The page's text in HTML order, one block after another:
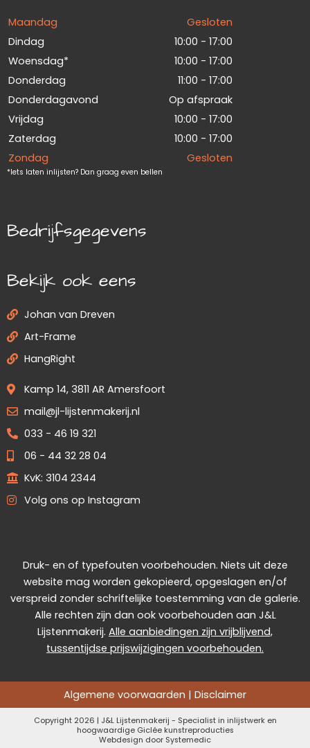
Maandag
Gesloten
Dindag
10:00 - 17:00
Woensdag*
10:00 - 17:00
Donderdag
11:00 - 17:00
Donderdagavond
Op afspraak
Vrijdag
10:00 - 17:00
Zaterdag
10:00 - 17:00
Zondag
Gesloten
*Iets laten inlijsten? Dan graag even bellen
Bedrijfsgegevens
Bekijk ook eens
Johan van Dreven
Art-Frame
HangRight
Kamp 14, 3811 AR Amersfoort
mail@jl-lijstenmakerij.nl
033 - 46 19 321
06 - 44 32 28 04
KvK: 3104 2344
Volg ons op Instagram
Druk- en of typefouten voorbehouden. Niets uit deze
website mag worden gekopieerd, opgeslagen en/of
verspreid zonder schriftelijke toestemming van de galerie.
Alle rechten zijn dan ook voorbehouden aan J&L
Lijstenmakerij. Alle aanbiedingen zijn vrijblijvend,
tussentijdse prijswijzigingen voorbehouden.
Algemene voorwaarden | Disclaimer
Copyright 2026 | J&L Lijstenmakerij - Specialist in inlijstwerk en
hoogwaardige Giclée kunstreproducties
Webdesign door Systemedic